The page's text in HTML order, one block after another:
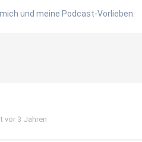
und meine Podcast-Vorlieben.
vor 3 Jahren